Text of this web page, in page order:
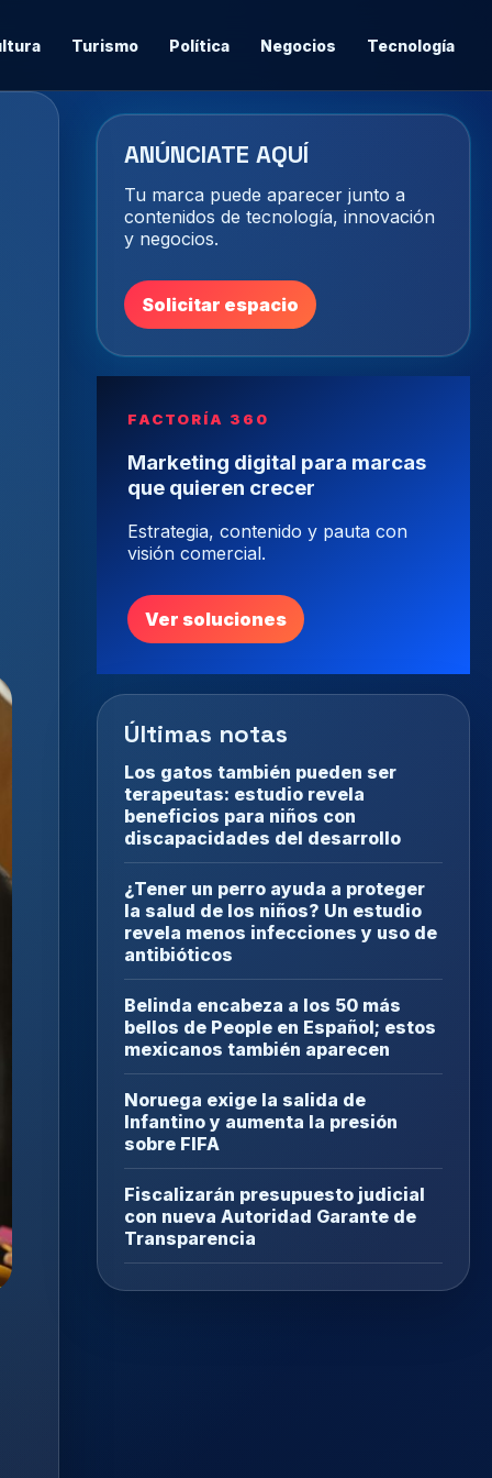
Turismo Política Negocios Tecnología
ANÚNCIATE AQUÍ
Tu marca puede aparecer junto a
contenidos de tecnología, innovación
y negocios.
Solicitar espacio
FACTORÍA 360
Marketing digital para marcas
que quieren crecer
Estrategia, contenido y pauta con
visión comercial.
Ver soluciones
Últimas notas
Los gatos también pueden ser
terapeutas: estudio revela
beneficios para niños con
discapacidades del desarrollo
¿Tener un perro ayuda a proteger
la salud de los niños? Un estudio
revela menos infecciones y uso de
antibióticos
Belinda encabeza a los 50 más
bellos de People en Español; estos
mexicanos también aparecen
Noruega exige la salida de
Infantino y aumenta la presión
sobre FIFA
Fiscalizarán presupuesto judicial
con nueva Autoridad Garante de
Transparencia